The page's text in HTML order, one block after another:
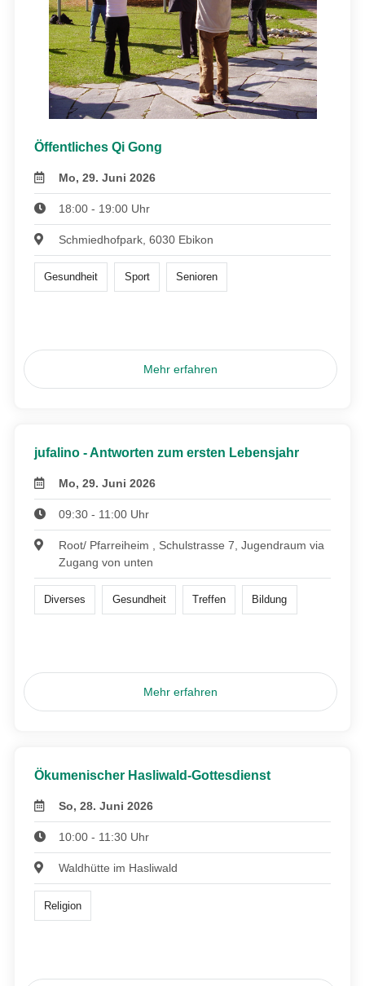
Öffentliches Qi Gong
Mo, 29. Juni 2026
18:00 - 19:00 Uhr
Schmiedhofpark, 6030 Ebikon
Gesundheit Sport Senioren
Mehr erfahren
jufalino - Antworten zum ersten Lebensjahr
Mo, 29. Juni 2026
09:30 - 11:00 Uhr
Root/ Pfarreiheim , Schulstrasse 7, Jugendraum via
Zugang von unten
Diverses Gesundheit Treffen Bildung
Mehr erfahren
Ökumenischer Hasliwald-Gottesdienst
So, 28. Juni 2026
10:00 - 11:30 Uhr
Waldhütte im Hasliwald
Religion